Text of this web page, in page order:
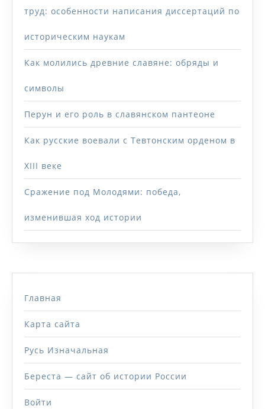
труд: особенности написания диссертаций по
историческим наукам
Как молились древние славяне: обряды и
символы
Перун и его роль в славянском пантеоне
Как русские воевали с Тевтонским орденом в
XIII веке
Сражение под Молодями: победа,
изменившая ход истории
Главная
Карта сайта
Русь Изначальная
Береста — сайт об истории России
Войти